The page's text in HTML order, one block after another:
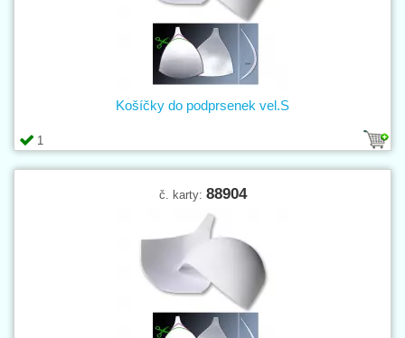
1
Košíčky do podprsenek vel.S
č. karty: 88904